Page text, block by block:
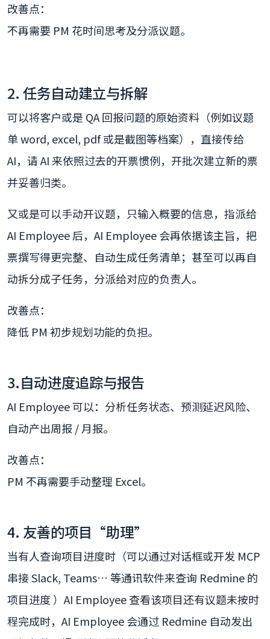
改善点：
不再需要 PM 花时间思考及分派议题。
2. 任务自动建立与拆解
可以将客户或是 QA 回报问题的原始资料（例如议题
单 word, excel, pdf 或是截图等档案），直接传给
AI，请 AI 来依照过去的开票惯例，开批次建立新的票
并妥善归类。
又或是可以手动开议题，只输入概要的信息，指派给
AI Employee 后，AI Employee 会再依据该主旨，把
票撰写得更完整、自动生成任务清单；甚至可以再自
动拆分成子任务，分派给对应的负责人。
改善点：
降低 PM 初步规划功能的负担。
3.自动进度追踪与报告
AI Employee 可以：分析任务状态、预测延迟风险、
自动产出周报 / 月报。
改善点：
PM 不再需要手动整理 Excel。
4. 友善的项目“助理”
当有人查询项目进度时（可以通过对话框或开发 MCP
串接 Slack, Teams… 等通讯软件来查询 Redmine 的
项目进度 ）AI Employee 查看该项目还有议题未按时
程完成时，AI Employee 会通过 Redmine 自动发出